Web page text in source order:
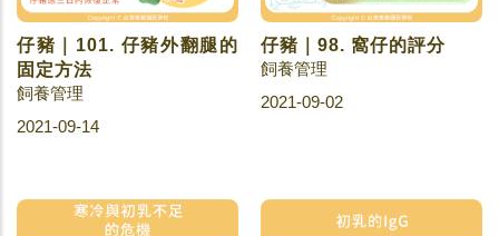
仔豬｜101. 仔豬外翻腿的
固定方法
飼養管理
2021-09-14
仔豬｜98. 窩仔的評分
飼養管理
2021-09-02